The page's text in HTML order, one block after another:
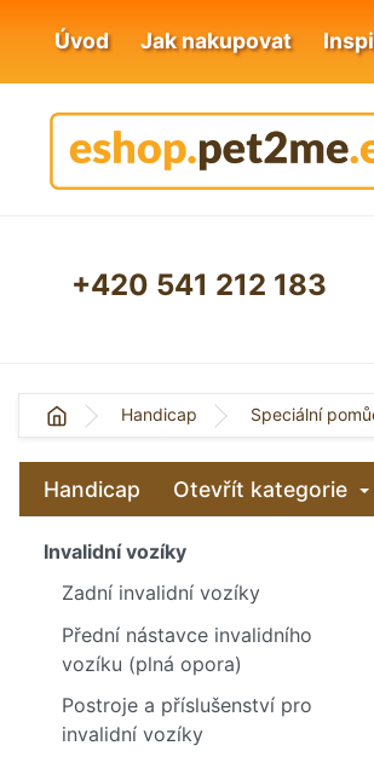
Úvod Jak nakupovat
+420 541 212 183
Handicap Speciální
Handicap Otevřít kategorie
Invalidní vozíky
Zadní invalidní vozíky
Přední nástavce invalidního
vozíku (plná opora)
Postroje a příslušenství pro
invalidní vozíky